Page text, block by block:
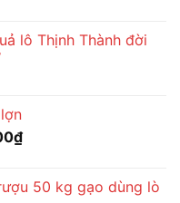
là:
lô Thịnh Thành đời
₫Giá
là:50 kg gạo dùng lò